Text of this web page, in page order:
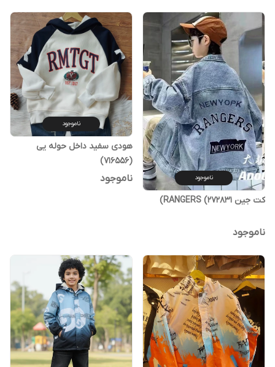
ناموجود
کت جین RANGERS (272831)
ناموجود
ناموجود
هودی سفید داخل حوله یی
(716556)
ناموجود